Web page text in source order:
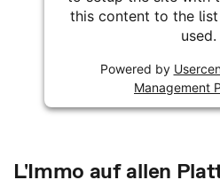
this content to the
used.
Powered by
Management
L'Immo auf allen